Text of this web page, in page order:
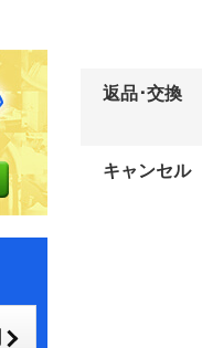
返品･交換
キャンセル